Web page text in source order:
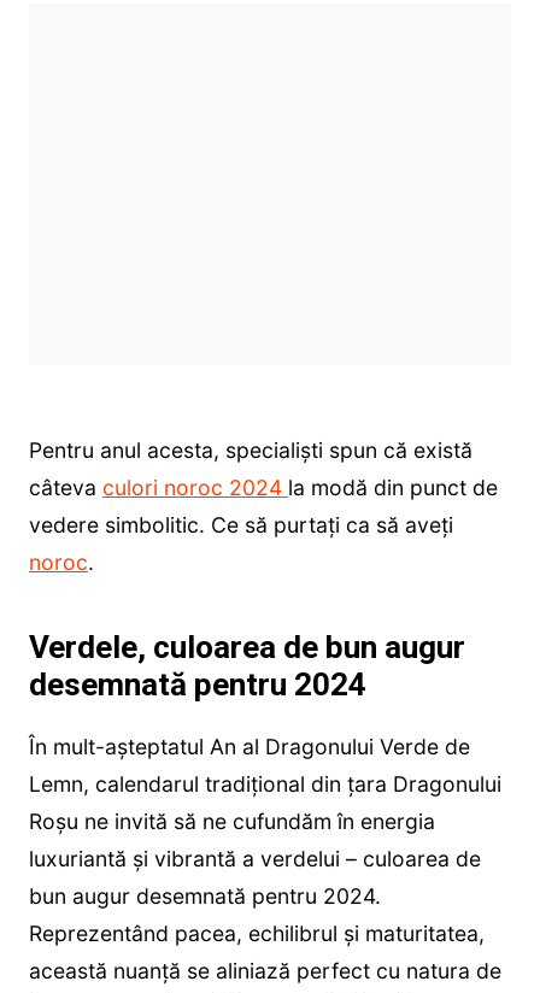
Pentru anul acesta, specialiști spun că există
câteva culori noroc 2024 la modă din punct de
vedere simbolitic. Ce să purtați ca să aveți
noroc.
Verdele, culoarea de bun augur
desemnată pentru 2024
În mult-așteptatul An al Dragonului Verde de
Lemn, calendarul tradițional din țara Dragonului
Roșu ne invită să ne cufundăm în energia
luxuriantă și vibrantă a verdelui – culoarea de
bun augur desemnată pentru 2024.
Reprezentând pacea, echilibrul și maturitatea,
această nuanță se aliniază perfect cu natura de